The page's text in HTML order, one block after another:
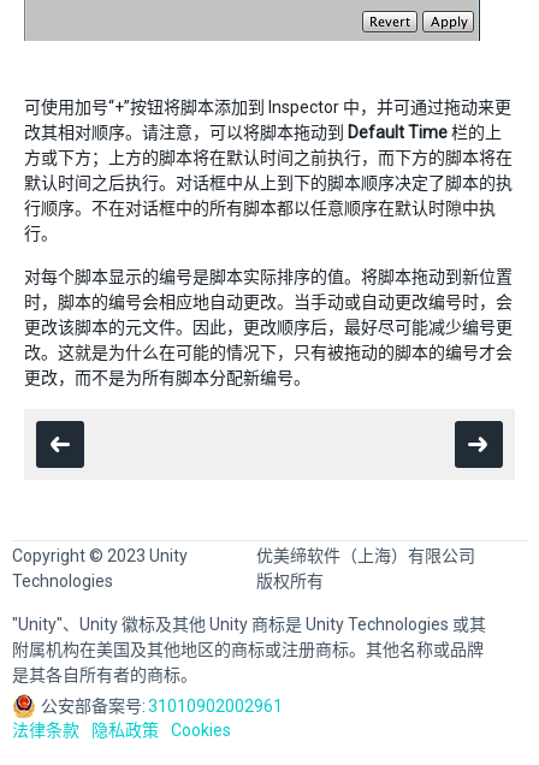
可使用加号“+”按钮将脚本添加到 Inspector 中，并可通过拖动来更
改其相对顺序。请注意，可以将脚本拖动到 Default Time栏的上
方或下方；上方的脚本将在默认时间之前执行，而下方的脚本将在
默认时间之后执行。对话框中从上到下的脚本顺序决定了脚本的执
行顺序。不在对话框中的所有脚本都以任意顺序在默认时隙中执
行。
对每个脚本显示的编号是脚本实际排序的值。将脚本拖动到新位置
时，脚本的编号会相应地自动更改。当手动或自动更改编号时，会
更改该脚本的元文件。因此，更改顺序后，最好尽可能减少编号更
改。这就是为什么在可能的情况下，只有被拖动的脚本的编号才会
更改，而不是为所有脚本分配新编号。
Copyright © 2023 Unity
Technologies
优美缔软件（上海）有限公司
版权所有
"Unity"、Unity 徽标及其他 Unity 商标是 Unity Technologies 或其
附属机构在美国及其他地区的商标或注册商标。其他名称或品牌
是其各自所有者的商标。
公安部备案号:31010902002961
法律条款
隐私政策 Cookies